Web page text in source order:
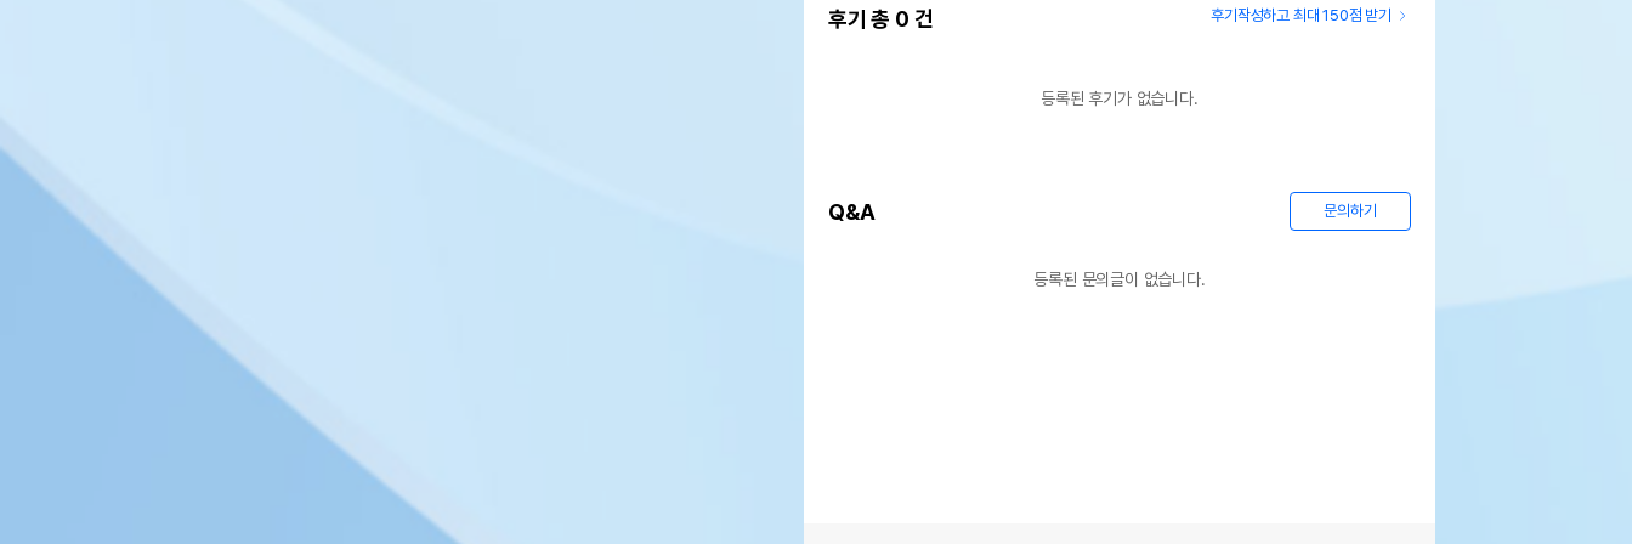
후기 총 0 건 후기작성하고 최대 150점 받기
등록된 후기가 없습니다.
Q&A 문의하기
등록된 문의글이 없습니다.